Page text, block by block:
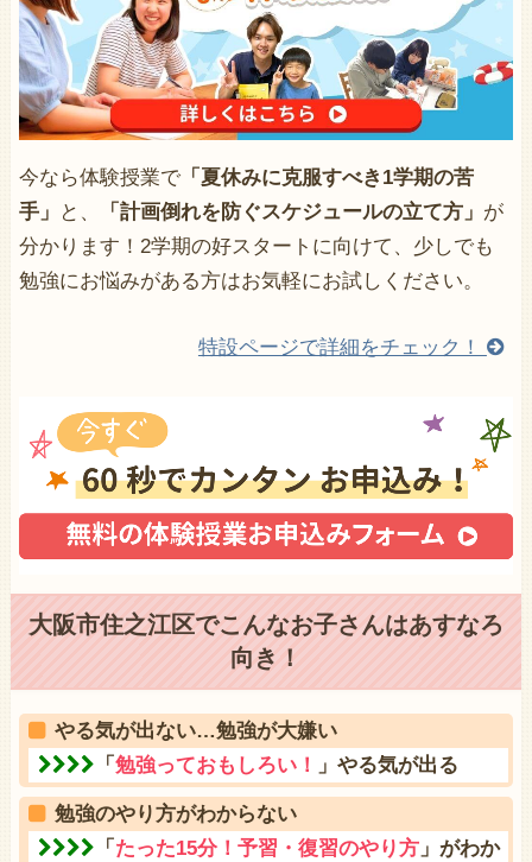
今なら体験授業で「夏休みに克服すべき1学期の苦
手」
と、 「計画倒れを防ぐスケジュールの立て方」 が
分かります！2学期の好スタートに向けて、少しでも
勉強にお悩みがある方はお気軽にお試しください。
特設ページで詳細をチェック！
大阪市住之江区でこんなお子さんはあすなろ
向き！
やる気が出ない…勉強が大嫌い
「勉強っておもしろい！ 」やる気が出る
勉強のやり方がわからない
「 たった15分！予習・復習のやり方 」がわか